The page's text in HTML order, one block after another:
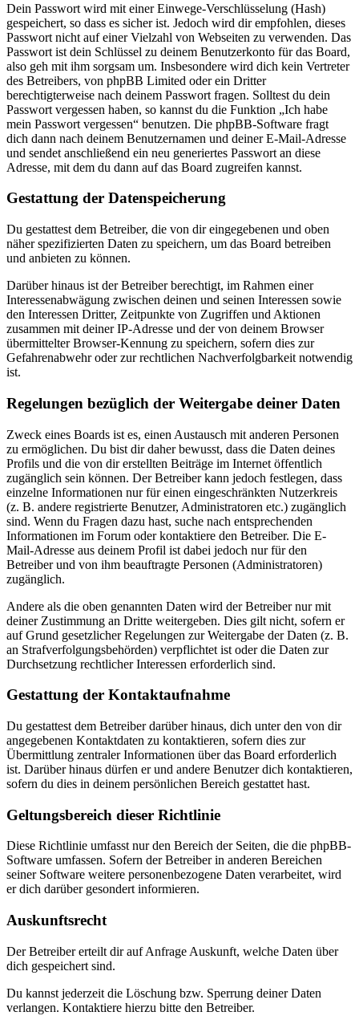
Dein Passwort wird mit einer Einwege-Verschlüsselung (Hash)
gespeichert, so dass es sicher ist. Jedoch wird dir empfohlen, dieses
Passwort nicht auf einer Vielzahl von Webseiten zu verwenden. Das
Passwort ist dein Schlüssel zu deinem Benutzerkonto für das Board,
also geh mit ihm sorgsam um. Insbesondere wird dich kein Vertreter
des Betreibers, von phpBB Limited oder ein Dritter
berechtigterweise nach deinem Passwort fragen. Solltest du dein
Passwort vergessen haben, so kannst du die Funktion „Ich habe
mein Passwort vergessen“ benutzen. Die phpBB-Software fragt
dich dann nach deinem Benutzernamen und deiner E-Mail-Adresse
und sendet anschließend ein neu generiertes Passwort an diese
Adresse, mit dem du dann auf das Board zugreifen kannst.
Gestattung der Datenspeicherung
Du gestattest dem Betreiber, die von dir eingegebenen und oben
näher spezifizierten Daten zu speichern, um das Board betreiben
und anbieten zu können.
Darüber hinaus ist der Betreiber berechtigt, im Rahmen einer
Interessenabwägung zwischen deinen und seinen Interessen sowie
den Interessen Dritter, Zeitpunkte von Zugriffen und Aktionen
zusammen mit deiner IP-Adresse und der von deinem Browser
übermittelter Browser-Kennung zu speichern, sofern dies zur
Gefahrenabwehr oder zur rechtlichen Nachverfolgbarkeit notwendig
ist.
Regelungen bezüglich der Weitergabe deiner Daten
Zweck eines Boards ist es, einen Austausch mit anderen Personen
zu ermöglichen. Du bist dir daher bewusst, dass die Daten deines
Profils und die von dir erstellten Beiträge im Internet öffentlich
zugänglich sein können. Der Betreiber kann jedoch festlegen, dass
einzelne Informationen nur für einen eingeschränkten Nutzerkreis
(z. B. andere registrierte Benutzer, Administratoren etc.) zugänglich
sind. Wenn du Fragen dazu hast, suche nach entsprechenden
Informationen im Forum oder kontaktiere den Betreiber. Die E-
Mail-Adresse aus deinem Profil ist dabei jedoch nur für den
Betreiber und von ihm beauftragte Personen (Administratoren)
zugänglich.
Andere als die oben genannten Daten wird der Betreiber nur mit
deiner Zustimmung an Dritte weitergeben. Dies gilt nicht, sofern er
auf Grund gesetzlicher Regelungen zur Weitergabe der Daten (z. B.
an Strafverfolgungsbehörden) verpflichtet ist oder die Daten zur
Durchsetzung rechtlicher Interessen erforderlich sind.
Gestattung der Kontaktaufnahme
Du gestattest dem Betreiber darüber hinaus, dich unter den von dir
angegebenen Kontaktdaten zu kontaktieren, sofern dies zur
Übermittlung zentraler Informationen über das Board erforderlich
ist. Darüber hinaus dürfen er und andere Benutzer dich kontaktieren,
sofern du dies in deinem persönlichen Bereich gestattet hast.
Geltungsbereich dieser Richtlinie
Diese Richtlinie umfasst nur den Bereich der Seiten, die die phpBB-
Software umfassen. Sofern der Betreiber in anderen Bereichen
seiner Software weitere personenbezogene Daten verarbeitet, wird
er dich darüber gesondert informieren.
Auskunftsrecht
Der Betreiber erteilt dir auf Anfrage Auskunft, welche Daten über
dich gespeichert sind.
Du kannst jederzeit die Löschung bzw. Sperrung deiner Daten
verlangen. Kontaktiere hierzu bitte den Betreiber.